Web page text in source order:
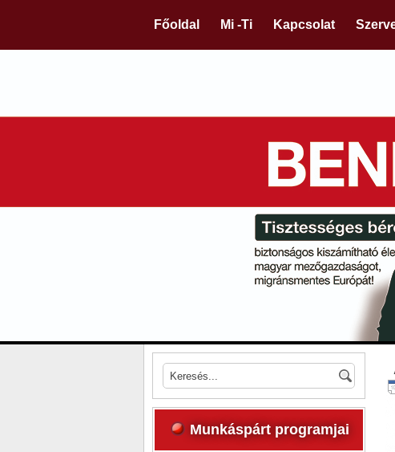
Főoldal Mi -Ti Kapcsolat
Munkáspárt programjai